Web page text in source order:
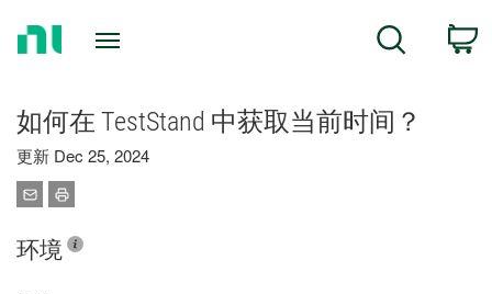
Search
如何在 TestStand 中获取当前时间？
更新 Dec 25, 2024
环境